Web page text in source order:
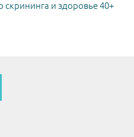
и здоровье 40+